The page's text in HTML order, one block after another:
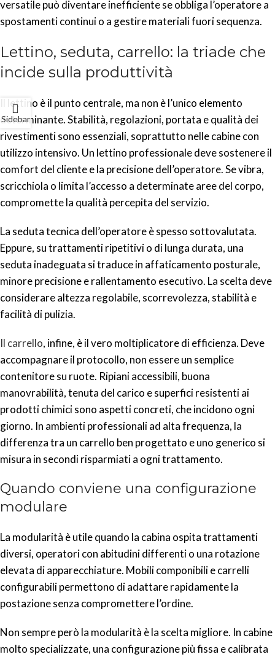
versatile può diventare inefficiente se obbliga l’operatore a
spostamenti continui o a gestire materiali fuori sequenza.
Lettino, seduta, carrello: la triade che
incide sulla produttività
Il lettino è il punto centrale, ma non è l’unico elemento
determinante. Stabilità, regolazioni, portata e qualità dei
rivestimenti sono essenziali, soprattutto nelle cabine con
utilizzo intensivo. Un lettino professionale deve sostenere il
comfort del cliente e la precisione dell’operatore. Se vibra,
scricchiola o limita l’accesso a determinate aree del corpo,
compromette la qualità percepita del servizio.
La seduta tecnica dell’operatore è spesso sottovalutata.
Eppure, su trattamenti ripetitivi o di lunga durata, una
seduta inadeguata si traduce in affaticamento posturale,
minore precisione e rallentamento esecutivo. La scelta deve
considerare altezza regolabile, scorrevolezza, stabilità e
facilità di pulizia.
Il carrello, infine, è il vero moltiplicatore di efficienza. Deve
accompagnare il protocollo, non essere un semplice
contenitore su ruote. Ripiani accessibili, buona
manovrabilità, tenuta del carico e superfici resistenti ai
prodotti chimici sono aspetti concreti, che incidono ogni
giorno. In ambienti professionali ad alta frequenza, la
differenza tra un carrello ben progettato e uno generico si
misura in secondi risparmiati a ogni trattamento.
Quando conviene una configurazione
modulare
La modularità è utile quando la cabina ospita trattamenti
diversi, operatori con abitudini differenti o una rotazione
elevata di apparecchiature. Mobili componibili e carrelli
configurabili permettono di adattare rapidamente la
postazione senza compromettere l’ordine.
Non sempre però la modularità è la scelta migliore. In cabine
molto specializzate, una configurazione più fissa e calibrata
Sidebar